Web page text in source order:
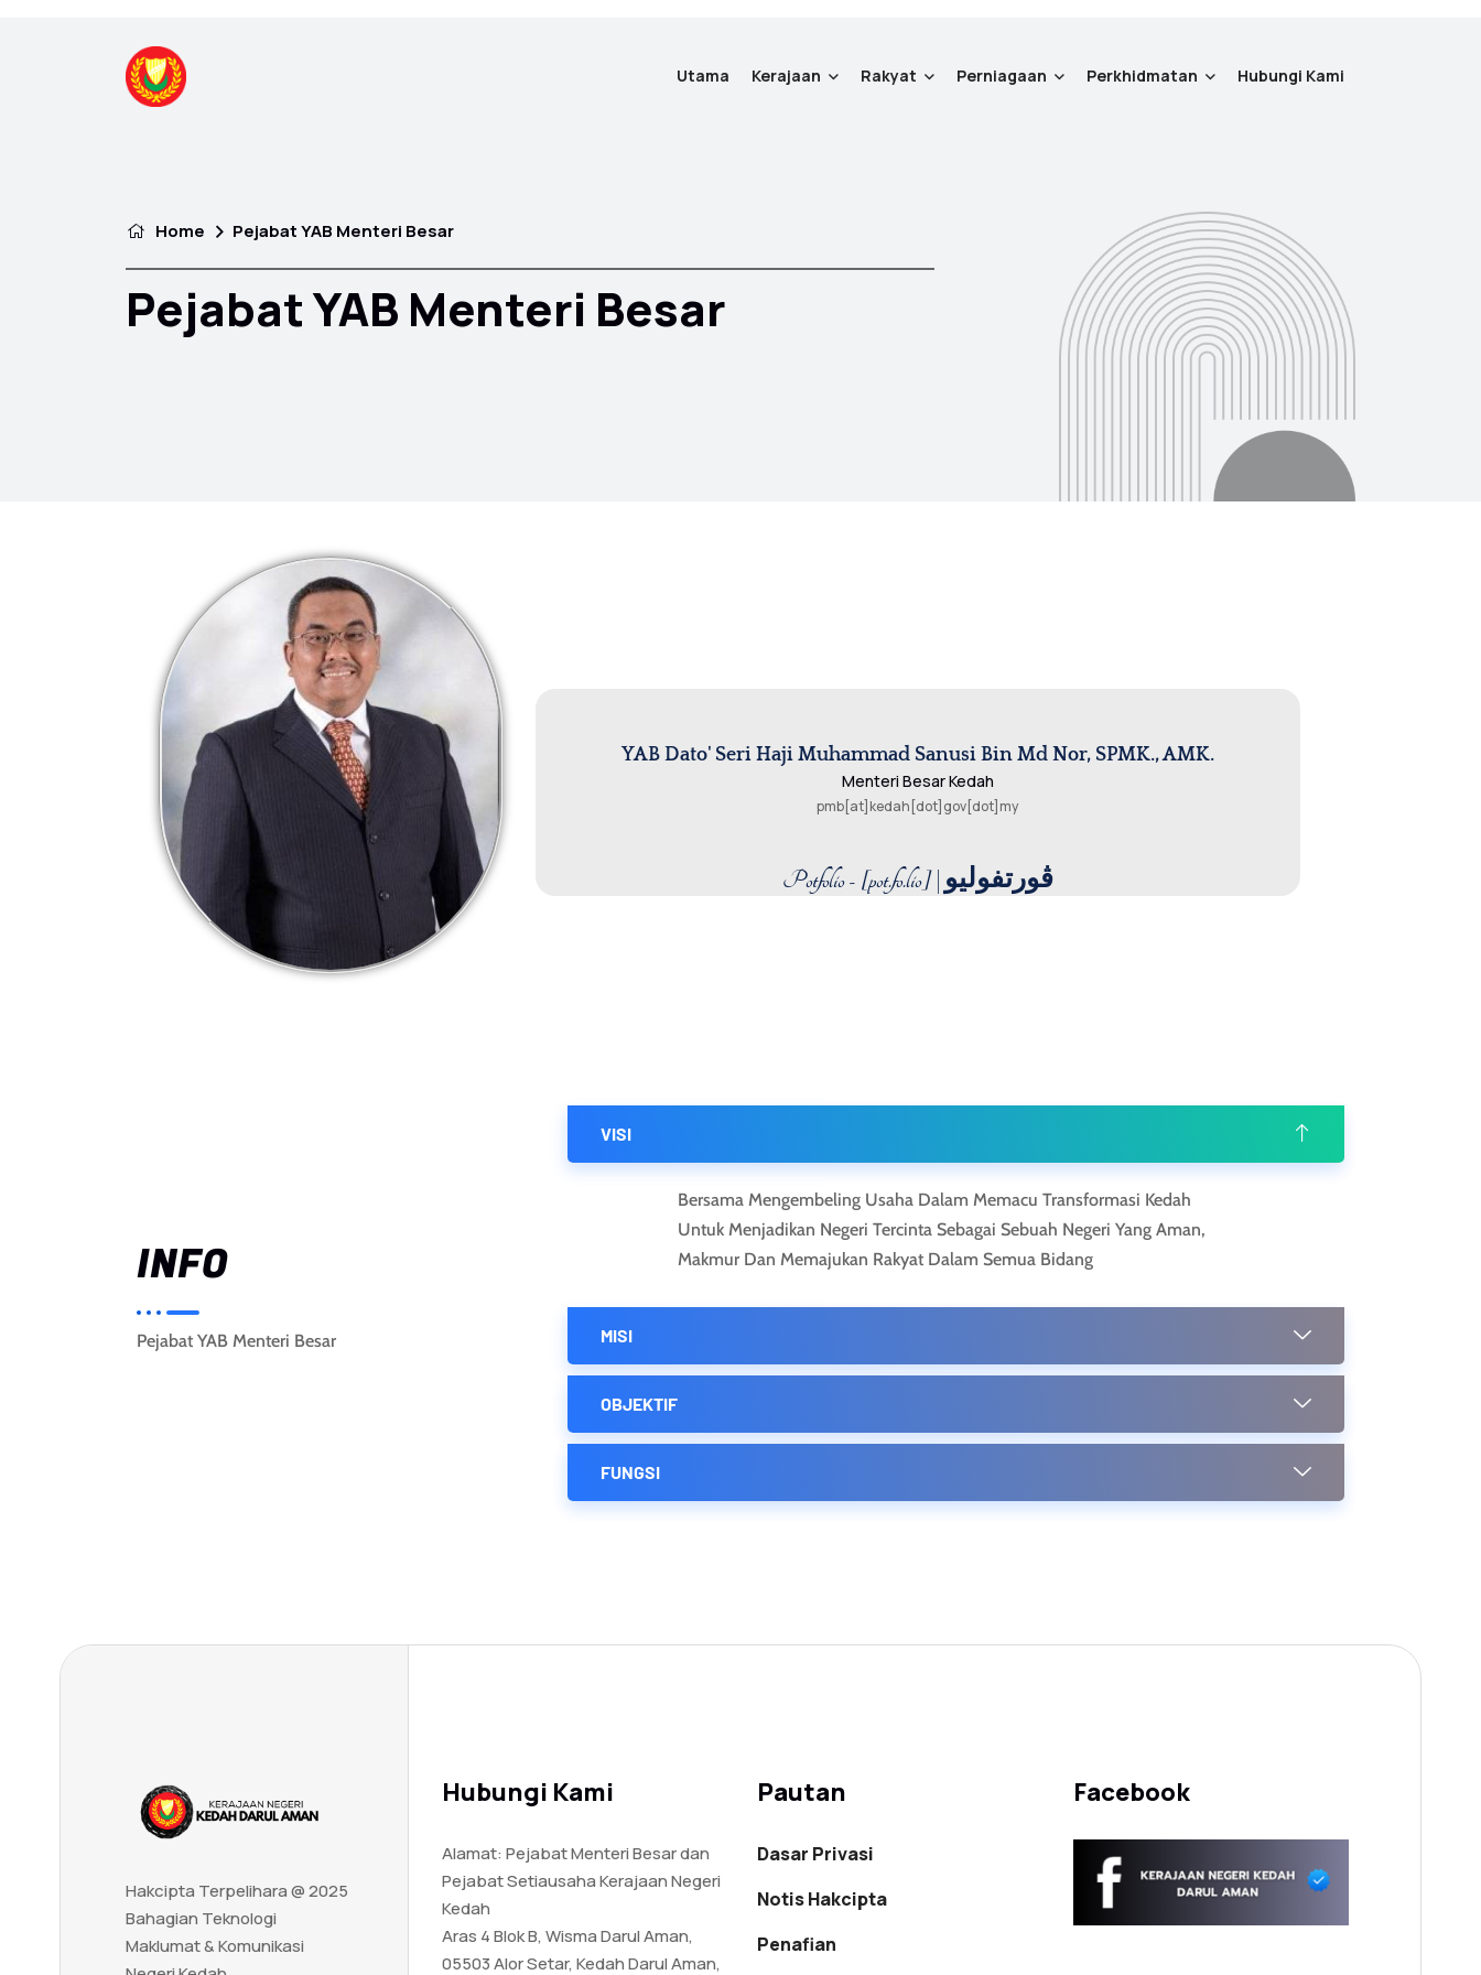
Utama Kerajaan Rakyat Perniagaan Perkhidmatan Hubungi Kami
Home Pejabat YAB Menteri Besar
Pejabat YAB Menteri Besar
YAB Dato' Seri Haji Muhammad Sanusi Bin Md Nor, SPMK., AMK.
Menteri Besar Kedah
pmb[at]kedah[dot]gov[dot]my
Potfolio - [pot.fo.lio] | ڤورتفوليو
INFO
Pejabat YAB Menteri Besar
VISI
Bersama Mengembeling Usaha Dalam Memacu Transformasi Kedah
Untuk Menjadikan Negeri Tercinta Sebagai Sebuah Negeri Yang Aman,
Makmur Dan Memajukan Rakyat Dalam Semua Bidang
MISI
OBJEKTIF
FUNGSI
Hakcipta Terpelihara @ 2025
Bahagian Teknologi
Maklumat & Komunikasi
Hubungi Kami
Alamat: Pejabat Menteri Besar dan
Pejabat Setiausaha Kerajaan Negeri
Kedah
Aras 4 Blok B, Wisma Darul Aman,
05503 Alor Setar, Kedah Darul Aman,
Pautan
Dasar Privasi
Notis Hakcipta
Penafian
Facebook